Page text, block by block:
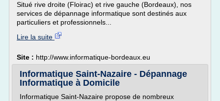
Situé rive droite (Floirac) et rive gauche (Bordeaux), nos
services de dépannage informatique sont destinés aux
particuliers et professionnels...
Lire la suite
Site : http://www.informatique-bordeaux.eu
Informatique Saint-Nazaire - Dépannage
Informatique à Domicile
Informatique Saint-Nazaire propose de nombreux